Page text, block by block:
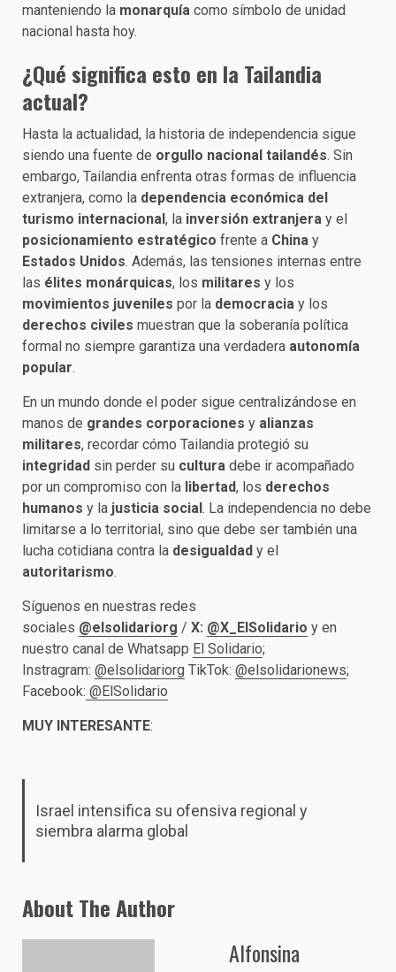
manteniendo la monarquía como símbolo de unidad
nacional hasta hoy.
¿Qué significa esto en la Tailandia
actual?
Hasta la actualidad, la historia de independencia sigue
siendo una fuente de orgullo nacional tailandés. Sin
embargo, Tailandia enfrenta otras formas de influencia
extranjera, como la dependencia económica del
turismo internacional, la inversión extranjera y el
posicionamiento estratégico frente a China y
Estados Unidos. Además, las tensiones internas entre
las élites monárquicas, los militares y los
movimientos juveniles por la democracia y los
derechos civiles muestran que la soberanía política
formal no siempre garantiza una verdadera autonomía
popular.
En un mundo donde el poder sigue centralizándose en
manos de grandes corporaciones y alianzas
militares, recordar cómo Tailandia protegió su
integridad sin perder su cultura debe ir acompañado
por un compromiso con la libertad, los derechos
humanos y la justicia social. La independencia no debe
limitarse a lo territorial, sino que debe ser también una
lucha cotidiana contra la desigualdad y el
autoritarismo.
Síguenos en nuestras redes
sociales @elsolidariorg / X: @X_ElSolidario y en
nuestro canal de Whatsapp El Solidario;
Instragram: @elsolidariorg TikTok: @elsolidarionews;
Facebook: @ElSolidario
MUY INTERESANTE:
Israel intensifica su ofensiva regional y
siembra alarma global
About The Author
Alfonsina